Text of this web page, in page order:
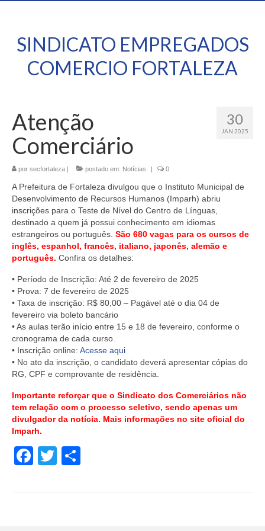
SINDICATO EMPREGADOS
COMERCIO FORTALEZA
30
JAN 2025
Atenção
Comerciário
por secfortaleza | postado em: Notícias | 0
A Prefeitura de Fortaleza divulgou que o Instituto Municipal de
Desenvolvimento de Recursos Humanos (Imparh) abriu
inscrições para o Teste de Nível do Centro de Línguas,
destinado a quem já possui conhecimento em idiomas
estrangeiros ou português. São 680 vagas para os cursos de
inglês, espanhol, francês, italiano, japonês, alemão e
português. Confira os detalhes:
• Período de Inscrição: Até 2 de fevereiro de 2025
• Prova: 7 de fevereiro de 2025
• Taxa de inscrição: R$ 80,00 – Pagável até o dia 04 de
fevereiro via boleto bancário
• As aulas terão início entre 15 e 18 de fevereiro, conforme o
cronograma de cada curso.
• Inscrição online: Acesse aqui
• No ato da inscrição, o candidato deverá apresentar cópias do
RG, CPF e comprovante de residência.
Importante reforçar que o Sindicato dos Comerciários não
tem relação com o processo seletivo, sendo apenas um
divulgador da notícia. Mais informações no site oficial do
Imparh.
Facebook
Twitter